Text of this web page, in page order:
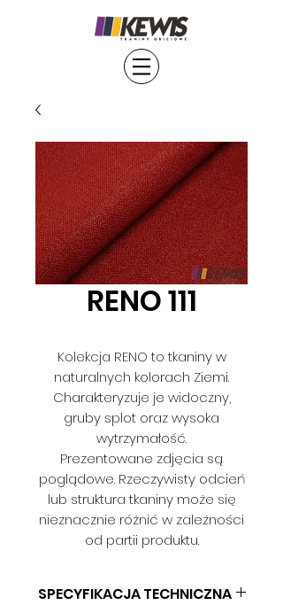
RENO 111
Kolekcja RENO to tkaniny w
naturalnych kolorach Ziemi.
Charakteryzuje je widoczny,
gruby splot oraz wysoka
wytrzymałość.
Prezentowane zdjęcia są
poglądowe. Rzeczywisty odcień
lub struktura tkaniny może się
nieznacznie różnić w zależności
od partii produktu.
SPECYFIKACJA TECHNICZNA